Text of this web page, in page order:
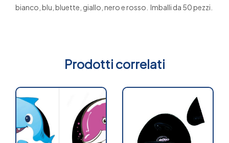
bianco, blu, bluette, giallo, nero e rosso. Imballi da 50 pezzi.
Prodotti correlati